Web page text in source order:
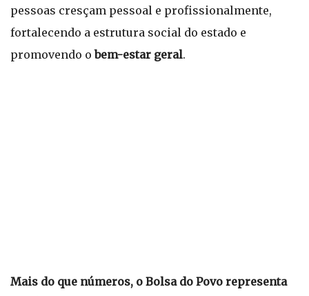
pessoas cresçam pessoal e profissionalmente,
fortalecendo a estrutura social do estado e
promovendo obem-estar geral.
Mais do que números, o Bolsa do Povo representa